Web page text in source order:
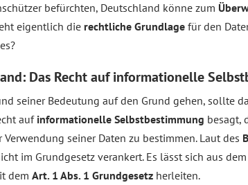
befürchten, Deutschland könne zum
eigentlich die rechtliche Grundlage für den
Das Recht auf informationelle
seiner Bedeutung auf den Grund gehen, sollte
aufinformationelle Selbstbestimmung besagt,
seiner Daten zu bestimmen. Laut des
im Grundgesetz verankert. Es lässt sich aus dem
dem Art. 1 Abs. 1 Grundgesetz herleiten.